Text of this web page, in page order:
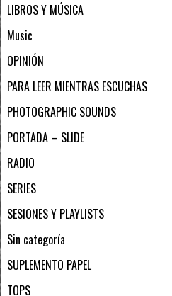
LIBROS Y MÚSICA
Music
OPINIÓN
PARA LEER MIENTRAS ESCUCHAS
PHOTOGRAPHIC SOUNDS
PORTADA – SLIDE
RADIO
SERIES
SESIONES Y PLAYLISTS
Sin categoría
SUPLEMENTO PAPEL
TOPS